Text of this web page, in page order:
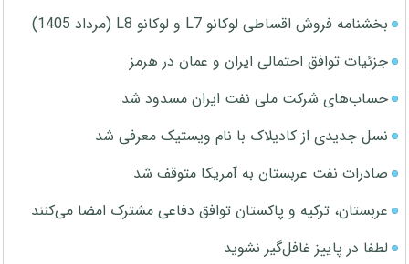
بخشنامه فروش اقساطی لوکانو L7 و لوکانو L8 (مرداد 1405)
جزئیات توافق احتمالی ایران و عمان در هرمز
حساب‌های شرکت ملی نفت ایران مسدود شد
نسل جدیدی از کادیلاک با نام ویستیک معرفی شد
صادرات نفت عربستان به آمریکا متوقف شد
عربستان، ترکیه و پاکستان توافق دفاعی مشترک امضا می‌کنند
لطفا در پاییز غافل‌گیر نشوید